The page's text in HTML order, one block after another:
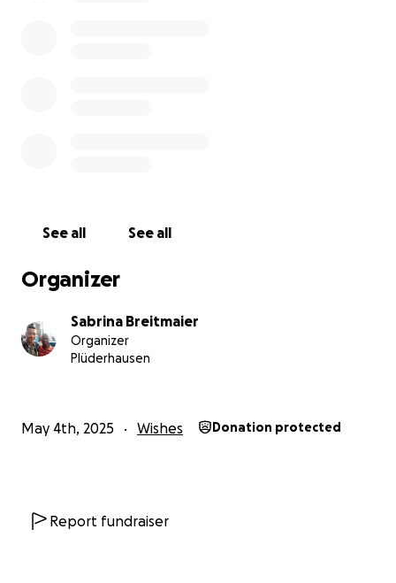
See all See all
Organizer
Sabrina Breitmaier
Organizer
Plüderhausen
May 4th, 2025 Wishes Donation protected
Report fundraiser